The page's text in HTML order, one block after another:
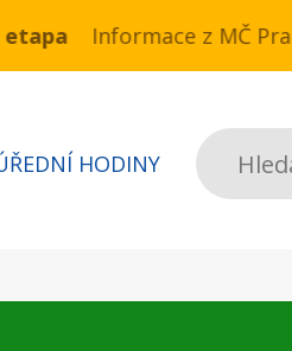
VN a NN v ul.
Informace z MČ Praha
Hledat
HODINY